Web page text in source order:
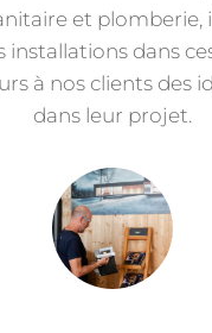
et plomberie,
installations dans
à nos clients des
dans leur projet.